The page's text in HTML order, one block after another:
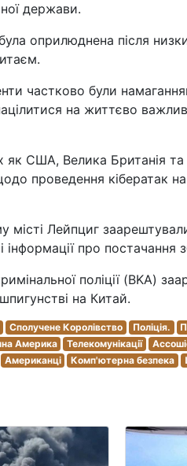
держави.
оприлюднена після
частково були
на життєво
як США, Велика Британія та
проведення кібератак
Лейпциг
про постачання
поліції (BKA)
на Китай.
Сполучене Королівство Поліція.
Америка Телекомунікації
Американці Комп'ютерна безпека